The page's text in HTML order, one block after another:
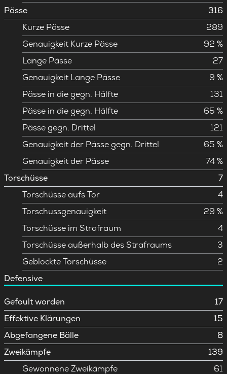
Pässe
316
Kurze Pässe
289
Genauigkeit Kurze Pässe
92 %
Lange Pässe
27
Genauigkeit Lange Pässe
9 %
Pässe in die gegn. Hälfte
131
Pässe in die gegn. Hälfte
65 %
Pässe gegn. Drittel
121
Genauigkeit der Pässe gegn. Drittel
65 %
Genauigkeit der Pässe
74 %
Torschüsse
7
Torschüsse aufs Tor
4
Torschussgenauigkeit
29 %
Torschüsse im Strafraum
4
Torschüsse außerhalb des Strafraums
3
Geblockte Torschüsse
2
Defensive
Gefoult worden
17
Effektive Klärungen
15
Abgefangene Bälle
8
Zweikämpfe
139
Gewonnene Zweikämpfe
61